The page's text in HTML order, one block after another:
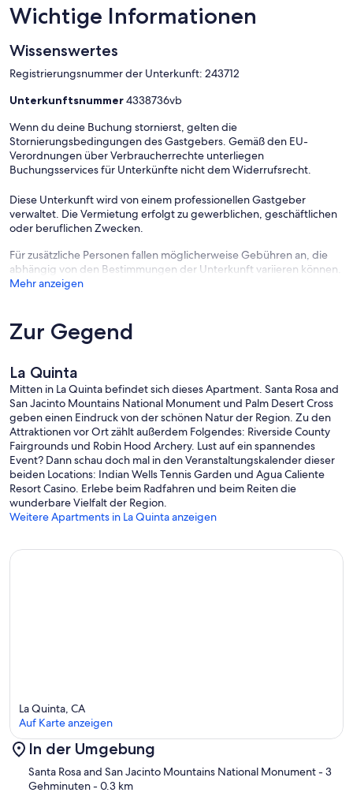
family pool, lap pool, kids’ splash area, and a relaxing hot tub. With
12 community pools and 11 hot tubs, you’re never far from a
walking trails lined by fountains and lush greenery. The on-site café
(open seasonally) provides a convenient spot for breakfast or lunch,
while the proximity to La Quinta’s renowned golf courses makes this
community a golfer’s paradise.
Explore La Quinta and Beyond
Located in the heart of La Quinta, LV317 is just minutes away from
world-class attractions and activities. Golf enthusiasts will
appreciate the close proximity to PGA West and other acclaimed
courses. For music and art lovers, the nearby Empire Polo Club hosts
the Coachella and Stagecoach festivals, offering unforgettable
Rosa and San Jacinto Mountains National Monument, or enjoy a
leisurely bike ride through the picturesque desert landscape. La
Quinta’s vibrant Old Town is a short drive away, featuring boutique
shopping, fine dining, and seasonal events that capture the charm
of the area.
For those seeking adventure, day trips to Palm Springs or Joshua
Tree National Park are within easy reach, offering even more
opportunities to explore the beauty of the Coachella Valley.
Guest Access:
Guest Access with California Vacation Villas
Wichtige Informationen
Wissenswertes
Registrierungsnummer der Unterkunft: 243712
Unterkunftsnummer4338736vb
Wenn du deine Buchung stornierst, gelten die
Stornierungsbedingungen des Gastgebers. Gemäß den EU-
Verordnungen über Verbraucherrechte unterliegen
Buchungsservices für Unterkünfte nicht dem Widerrufsrecht.
Diese Unterkunft wird von einem professionellen Gastgeber
verwaltet. Die Vermietung erfolgt zu gewerblichen, geschäftlichen
oder beruflichen Zwecken.
Für zusätzliche Personen fallen möglicherweise Gebühren an, die
abhängig von den Bestimmungen der Unterkunft variieren können.
Mehr anzeigen
Zur Gegend
La Quinta
Mitten in La Quinta befindet sich dieses Apartment. Santa Rosa and
San Jacinto Mountains National Monument und Palm Desert Cross
geben einen Eindruck von der schönen Natur der Region. Zu den
Attraktionen vor Ort zählt außerdem Folgendes: Riverside County
Fairgrounds und Robin Hood Archery. Lust auf ein spannendes
Event? Dann schau doch mal in den Veranstaltungskalender dieser
beiden Locations: Indian Wells Tennis Garden und Agua Caliente
Resort Casino. Erlebe beim Radfahren und beim Reiten die
wunderbare Vielfalt der Region.
Weitere Apartments in La Quinta anzeigen
Karte
La Quinta, CA
Auf Karte anzeigen
In der Umgebung
Santa Rosa and San Jacinto Mountains National Monument- 3
Gehminuten- 0.3 km